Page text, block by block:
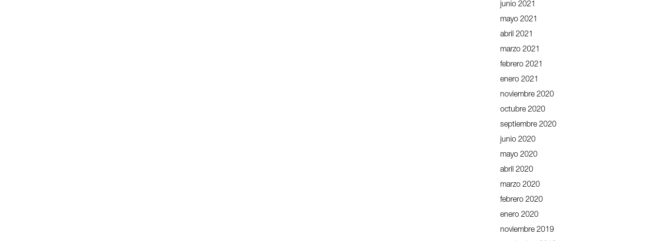
junio 2021
mayo 2021
abril 2021
marzo 2021
febrero 2021
enero 2021
noviembre 2020
octubre 2020
septiembre 2020
junio 2020
mayo 2020
abril 2020
marzo 2020
febrero 2020
enero 2020
noviembre 2019